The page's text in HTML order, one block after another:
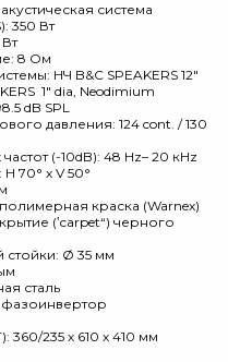
система
350 Вт
8 Ом
НЧ B&C SPEAKERS 12″
1″ dia, Neodimium
dB SPL
давления: 124 cont. / 130
(-10dB): 48 Hz– 20 кHz
70° x V 50°
краска (Warnex)
(‛carpet“) черного
стойки: Ø 35 мм
сталь
235 х 610 х 410 мм